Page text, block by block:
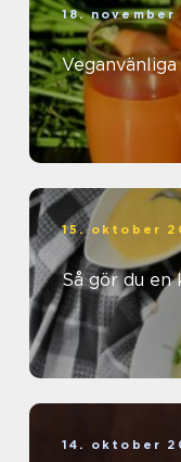
18. november
15. oktober
Så gör du en
14. oktober